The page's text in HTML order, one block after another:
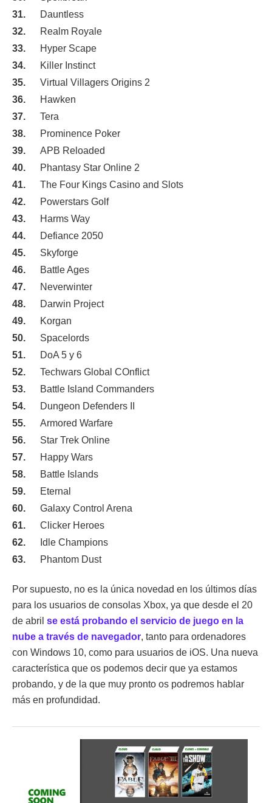
Dauntless
Realm Royale
Hyper Scape
Killer Instinct
Virtual Villagers Origins 2
Hawken
Tera
Prominence Poker
APB Reloaded
Phantasy Star Online 2
The Four Kings Casino and Slots
Powerstars Golf
Harms Way
Defiance 2050
Skyforge
Battle Ages
Neverwinter
Darwin Project
Korgan
Spacelords
DoA 5 y 6
Techwars Global COnflict
Battle Island Commanders
Dungeon Defenders II
Armored Warfare
Star Trek Online
Happy Wars
Battle Islands
Eternal
Galaxy Control Arena
Clicker Heroes
Idle Champions
Phantom Dust
Por supuesto, no es la única novedad en los últimos días
para los usuarios de consolas Xbox, ya que desde el 20
de abril se está probando el servicio de juego en la
nube a través de navegador, tanto para ordenadores
con Windows 10, como para usuarios de iOS. Una nueva
característica que os podemos decir que ya estamos
probando, y de la que muy pronto os podremos hablar
más en profundidad.